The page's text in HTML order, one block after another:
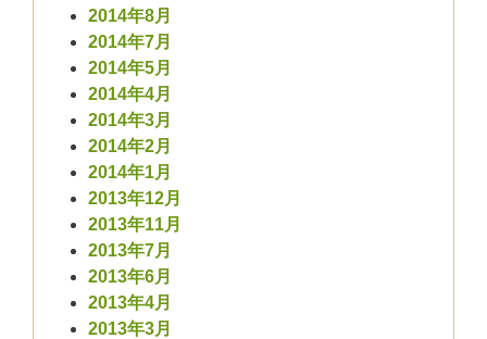
2014年8月
2014年7月
2014年5月
2014年4月
2014年3月
2014年2月
2014年1月
2013年12月
2013年11月
2013年7月
2013年6月
2013年4月
2013年3月